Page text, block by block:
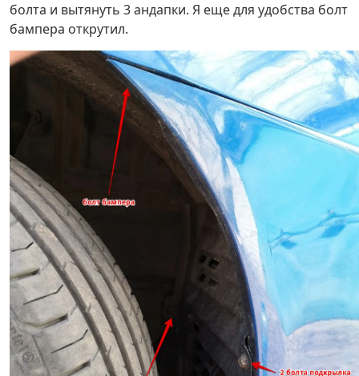
болта и вытянуть 3 андапки. Я еще для удобства болт
бампера открутил.